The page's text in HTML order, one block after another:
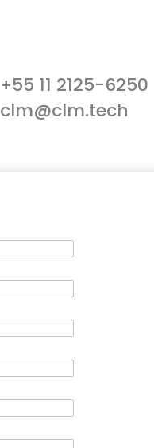
+55 11 2125-6250
clm@clm.tech